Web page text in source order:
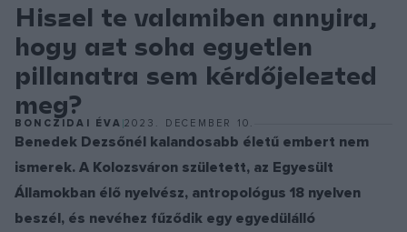
Hiszel te valamiben annyira,
hogy azt soha egyetlen
pillanatra sem kérdőjelezted
meg?
BONCZIDAI ÉVA 2023. DECEMBER 10.
Benedek Dezsőnél kalandosabb életű embert nem
ismerek. A Kolozsváron született, az Egyesült
Államokban élő nyelvész, antropológus 18 nyelven
beszél, és nevéhez fűződik egy egyedülálló